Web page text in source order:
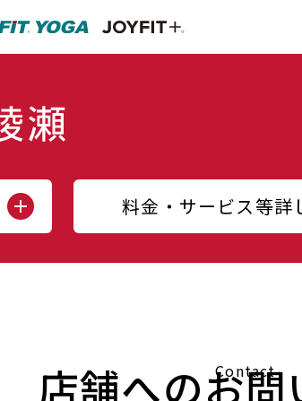
料金・サービス等詳
Contact
店舗へのお問